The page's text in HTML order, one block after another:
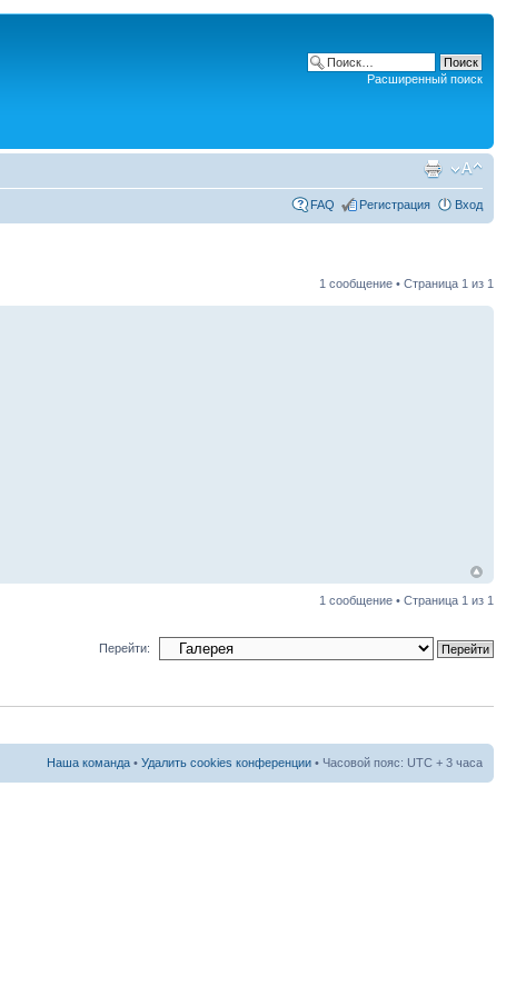
Расширенный поиск
FAQ Регистрация Вход
1 сообщение • Страница 1 из 1
1 сообщение • Страница 1 из 1
Перейти:
Наша команда • Удалить cookies конференции • Часовой пояс: UTC + 3 часа